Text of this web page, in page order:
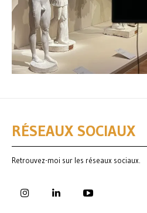
RÉSEAUX SOCIAUX
Retrouvez-moi sur les réseaux sociaux.